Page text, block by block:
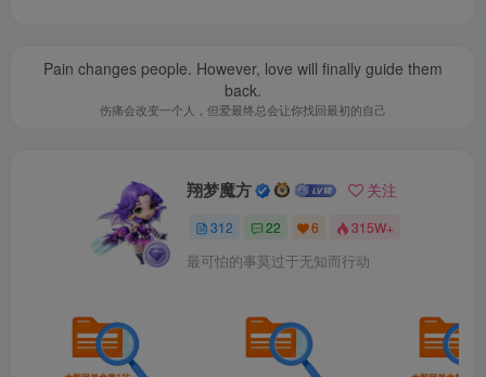
Pain changes people. However, love will finally guide them
back.
伤痛会改变一个人，但爱最终总会让你找回最初的自己
翔梦魔方 关注
312 22 6 315W+
最可怕的事莫过于无知而行动